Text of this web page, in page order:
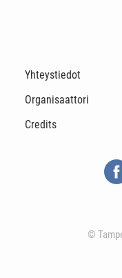
Yhteystiedot
Organisaattori
Credits
©